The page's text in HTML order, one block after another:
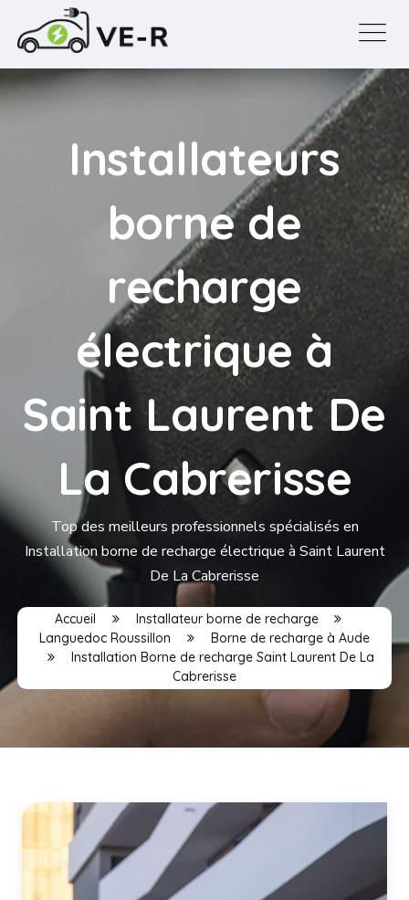
Installateurs
borne de
recharge
électrique à
Saint Laurent De
La Cabrerisse
Top des meilleurs professionnels spécialisés en
Installation borne de recharge électrique à Saint Laurent
De La Cabrerisse
Accueil
Installateur borne de recharge
Languedoc Roussillon
Borne de recharge à Aude
Installation Borne de recharge Saint Laurent De La
Cabrerisse